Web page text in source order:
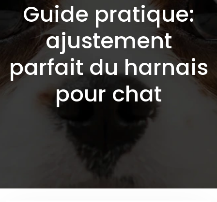
Guide pratique:
ajustement
parfait du harnais
pour chat